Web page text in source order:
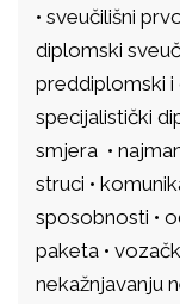
• sveučilišni
diplomski
preddiplomski i
specijalistički
smjera •
struci •
sposobnosti •
paketa •
nekažnjavanju